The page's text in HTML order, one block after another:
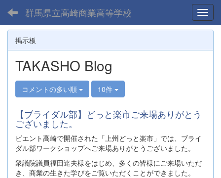
群馬県立高崎商業高等学校
掲示板
TAKASHO Blog
コメントの多い順 10件
【ブライダル部】どっと楽市ご来場ありがとう
ございました。
ビエント高崎で開催された「上州どっと楽市」では、ブライ
ダル部ワークショップへご来場ありがとうございました。
衆議院議員福田達夫様をはじめ、多くの皆様にご来場いただ
き、商業の生きた学びをご覧いただくことができました。